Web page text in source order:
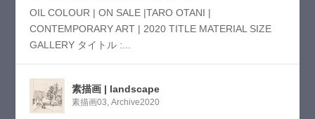
OIL COLOUR | ON SALE |TARO OTANI |
CONTEMPORARY ART | 2020 TITLE MATERIAL SIZE
GALLERY タイトル :...
素描画 | landscape
素描画03 ,Archive2020